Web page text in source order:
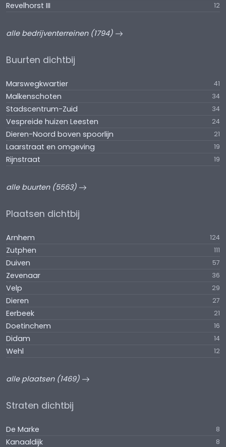
Revelhorst III 12
alle bedrijventerreinen (1794)
Buurten dichtbij
Marswegkwartier 41
Malkenschoten 34
Stadscentrum-Zuid 34
Vespreide huizen Leesten 24
Dieren-Noord boven spoorlijn 21
Laarstraat en omgeving 19
Rijnstraat 19
alle buurten (5563)
Plaatsen dichtbij
Arnhem 124
Zutphen 111
Duiven 57
Zevenaar 36
Velp 29
Dieren 27
Eerbeek 21
Doetinchem 16
Didam 14
Wehl 12
alle plaatsen (1469)
Straten dichtbij
De Marke 8
Kanaaldijk 8